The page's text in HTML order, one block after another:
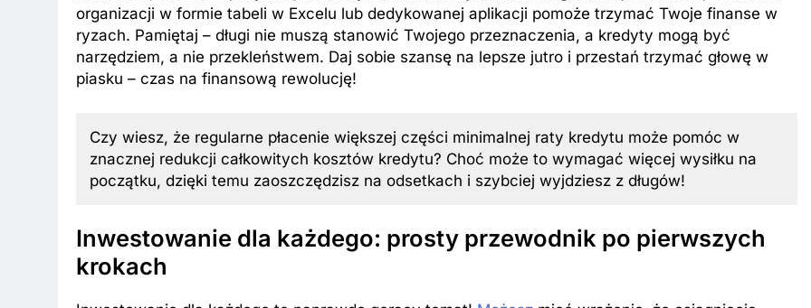
organizacji w formie tabeli w Excelu lub dedykowanej aplikacji pomoże trzymać Twoje finanse w
ryzach. Pamiętaj – długi nie muszą stanowić Twojego przeznaczenia, a kredyty mogą być
narzędziem, a nie przekleństwem. Daj sobie szansę na lepsze jutro i przestań trzymać głowę w
piasku – czas na finansową rewolucję!
Czy wiesz, że regularne płacenie większej części minimalnej raty kredytu może pomóc w
znacznej redukcji całkowitych kosztów kredytu? Choć może to wymagać więcej wysiłku na
początku, dzięki temu zaoszczędzisz na odsetkach i szybciej wyjdziesz z długów!
Inwestowanie dla każdego: prosty przewodnik po pierwszych
krokach